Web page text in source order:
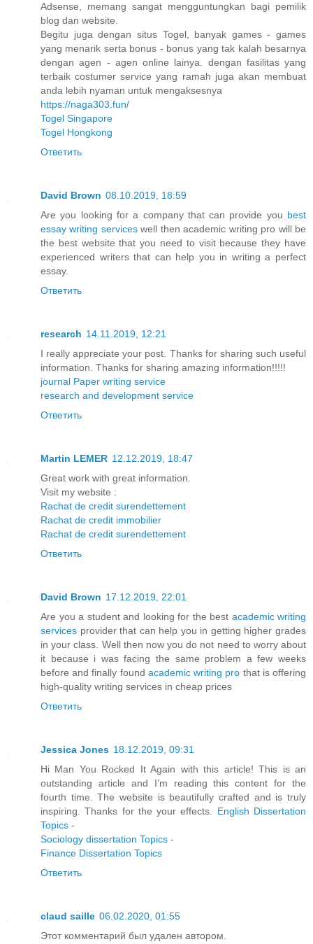
Adsense, memang sangat mengguntungkan bagi pemilik
blog dan website.
Begitu juga dengan situs Togel, banyak games - games
yang menarik serta bonus - bonus yang tak kalah besarnya
dengan agen - agen online lainya. dengan fasilitas yang
terbaik costumer service yang ramah juga akan membuat
anda lebih nyaman untuk mengaksesnya
https://naga303.fun/
Togel Singapore
Togel Hongkong
Ответить
David Brown 08.10.2019, 18:59
Are you looking for a company that can provide you best
essay writing serviceswell then academic writing pro will be
the best website that you need to visit because they have
experienced writers that can help you in writing a perfect
essay.
Ответить
research 14.11.2019, 12:21
I really appreciate your post. Thanks for sharing such useful
information. Thanks for sharing amazing information!!!!!
journal Paper writing service
research and development service
Ответить
Martin LEMER 12.12.2019, 18:47
Great work with great information.
Visit my website :
Rachat de credit surendettement
Rachat de credit immobilier
Rachat de credit surendettement
Ответить
David Brown 17.12.2019, 22:01
Are you a student and looking for the best academic writing
services provider that can help you in getting higher grades
in your class. Well then now you do not need to worry about
it because i was facing the same problem a few weeks
before and finally found academic writing pro that is offering
high-quality writing services in cheap prices
Ответить
Jessica Jones 18.12.2019, 09:31
Hi Man You Rocked It Again with this article! This is an
outstanding article and I’m reading this content for the
fourth time. The website is beautifully crafted and is truly
inspiring. Thanks for the your effects. English Dissertation
Topics -
Sociology dissertation Topics -
Finance Dissertation Topics
Ответить
claud saille 06.02.2020, 01:55
Этот комментарий был удален автором.